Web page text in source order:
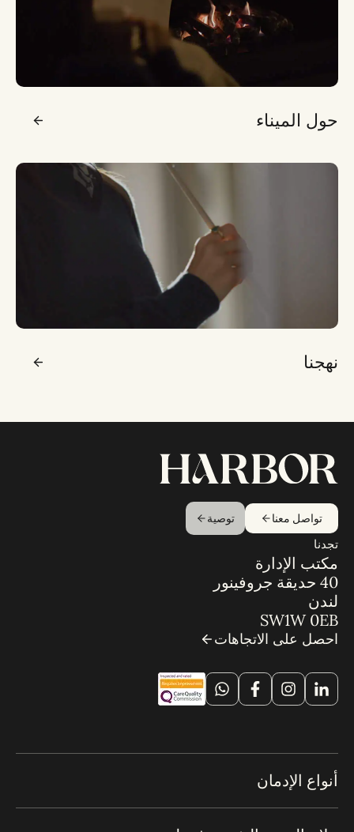
حول الميناء
نهجنا
تواصل معنا توصية
تجدنا
مكتب الإدارة
40 حديقة جروفينور
لندن
SW1W 0EB
احصل على الاتجاهات
أنواع الإدمان